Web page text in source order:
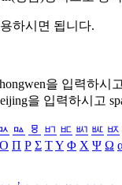
하시면 됩니다.
을 입력하시
을 입력하시고
ㅰ ㅱ ㅲ ㅳ ㅴ ㅵ ㅶ
Ο Π Ρ Σ ΤΥ Φ Χ Ψ Ω